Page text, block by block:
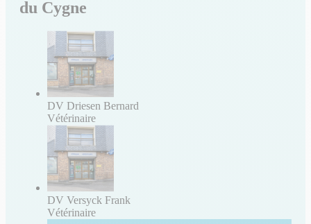
du Cygne
DV Driesen Bernard
Vétérinaire
DV Versyck Frank
Vétérinaire